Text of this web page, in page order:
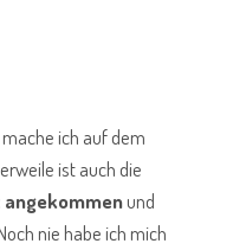
ich auf dem
ist auch die
und
nie habe ich mich